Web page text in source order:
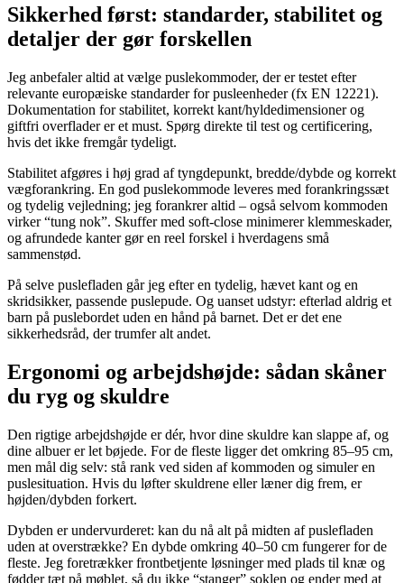
Sikkerhed først: standarder, stabilitet og
detaljer der gør forskellen
Jeg anbefaler altid at vælge puslekommoder, der er testet efter
relevante europæiske standarder for pusleenheder (fx EN 12221).
Dokumentation for stabilitet, korrekt kant/hyldedimensioner og
giftfri overflader er et must. Spørg direkte til test og certificering,
hvis det ikke fremgår tydeligt.
Stabilitet afgøres i høj grad af tyngdepunkt, bredde/dybde og korrekt
vægforankring. En god puslekommode leveres med forankringssæt
og tydelig vejledning; jeg forankrer altid – også selvom kommoden
virker “tung nok”. Skuffer med soft-close minimerer klemmeskader,
og afrundede kanter gør en reel forskel i hverdagens små
sammenstød.
På selve puslefladen går jeg efter en tydelig, hævet kant og en
skridsikker, passende puslepude. Og uanset udstyr: efterlad aldrig et
barn på puslebordet uden en hånd på barnet. Det er det ene
sikkerhedsråd, der trumfer alt andet.
Ergonomi og arbejdshøjde: sådan skåner
du ryg og skuldre
Den rigtige arbejdshøjde er dér, hvor dine skuldre kan slappe af, og
dine albuer er let bøjede. For de fleste ligger det omkring 85–95 cm,
men mål dig selv: stå rank ved siden af kommoden og simuler en
puslesituation. Hvis du løfter skuldrene eller læner dig frem, er
højden/dybden forkert.
Dybden er undervurderet: kan du nå alt på midten af puslefladen
uden at overstrække? En dybde omkring 40–50 cm fungerer for de
fleste. Jeg foretrækker frontbetjente løsninger med plads til knæ og
fødder tæt på møblet, så du ikke “stanger” soklen og ender med at